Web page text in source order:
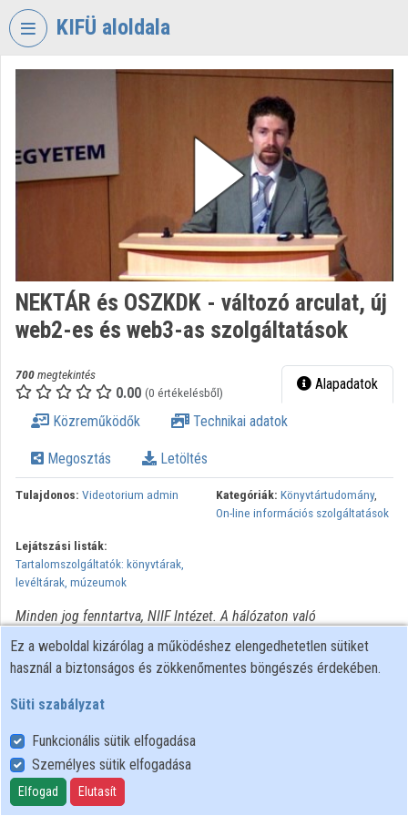
Fejléc kihagyása
KIFÜ aloldala
INFORMATIKAI
FEJLESZTÉSI
ÜGYNÖKSÉG
Intézményi kezdőlap
Intézményi felfedezés
Intézményi listák
Intézmények
Közreműködők
NEKTÁR és OSZKDK - változó arculat, új
web2-es és web3-as szolgáltatások
700megtekintés
0.00 (0 értékelésből) Alapadatok
Közreműködők Technikai adatok
Megosztás Letöltés
Tulajdonos: Videotorium admin Kategóriák: Könyvtártudomány,
On-line információs szolgáltatások
Lejátszási listák:
Tartalomszolgáltatók: könyvtárak,
levéltárak, múzeumok
Minden jog fenntartva, NIIF Intézet. A hálózaton való
újrapublikálás és kereskedelmi forgalomba hozatal szigorúan
tilos! Egyéb célú felhasználás a jogtulajdonos(ok) engedélyéhez
Felhasználói szabályzat
Adatkezelési tájékoztató
Süti szabályzat
Ez a weboldal kizárólag a működéshez elengedhetetlen sütiket
használ a biztonságos és zökkenőmentes böngészés érdekében.
Süti szabályzat
Funkcionális sütik elfogadása
Személyes sütik elfogadása
Elfogad Elutasít